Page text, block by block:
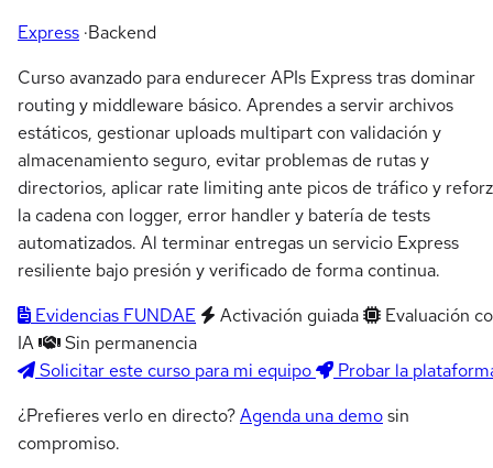
Express ·Backend
Curso avanzado para endurecer APIs Express tras dominar
routing y middleware básico. Aprendes a servir archivos
estáticos, gestionar uploads multipart con validación y
almacenamiento seguro, evitar problemas de rutas y
directorios, aplicar rate limiting ante picos de tráfico y
la cadena con logger, error handler y batería de tests
automatizados. Al terminar entregas un servicio Express
resiliente bajo presión y verificado de forma continua.
Evidencias FUNDAE
Activación guiada
Evaluación
IA
Sin permanencia
Solicitar este curso para mi equipo
Probar la
¿Prefieres verlo en directo?Agenda una demosin
compromiso.